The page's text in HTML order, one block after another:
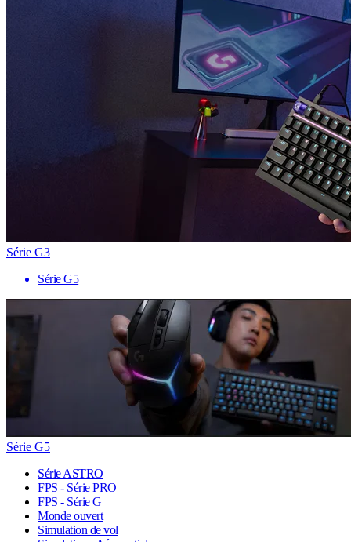
Série G3
Série G5
Série G5
Série ASTRO
FPS - Série PRO
FPS - Série G
Monde ouvert
Simulation de vol